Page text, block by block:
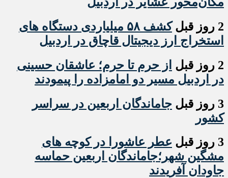
2 روز قبل
کشف ۵۸ میلیاردی دستگاه های
استخراج ارز دیجیتال قاچاق در اردبیل
2 روز قبل
از حرم تا حرم؛ عاشقان حسینی
در اردبیل مسیر دو امامزاده را پیمودند
3 روز قبل
جاماندگان اربعین در سراسر
کشور
3 روز قبل
عطر عاشورا در کوچه های
مشگین شهر؛جاماندگان اربعین حماسه
جاودان آفریدند